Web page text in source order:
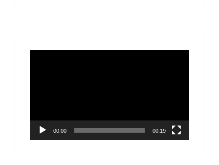
00:00 00:19